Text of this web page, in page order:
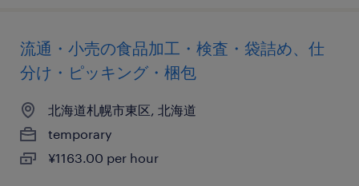
流通・小売の食品加工・検査・袋詰め、仕
分け・ピッキング・梱包
北海道札幌市東区, 北海道
temporary
¥1163.00 per hour